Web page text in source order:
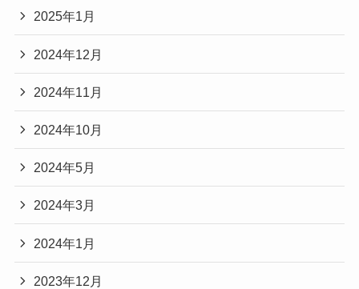
2025年1月
2024年12月
2024年11月
2024年10月
2024年5月
2024年3月
2024年1月
2023年12月